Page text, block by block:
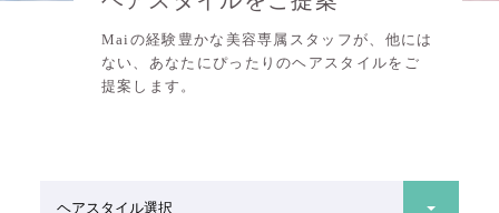
Maiの経験豊かな美容専属スタッフが、他には
ない、あなたにぴったりのヘアスタイルをご
提案します。